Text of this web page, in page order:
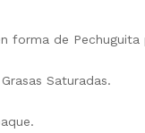
forma de
Saturadas.